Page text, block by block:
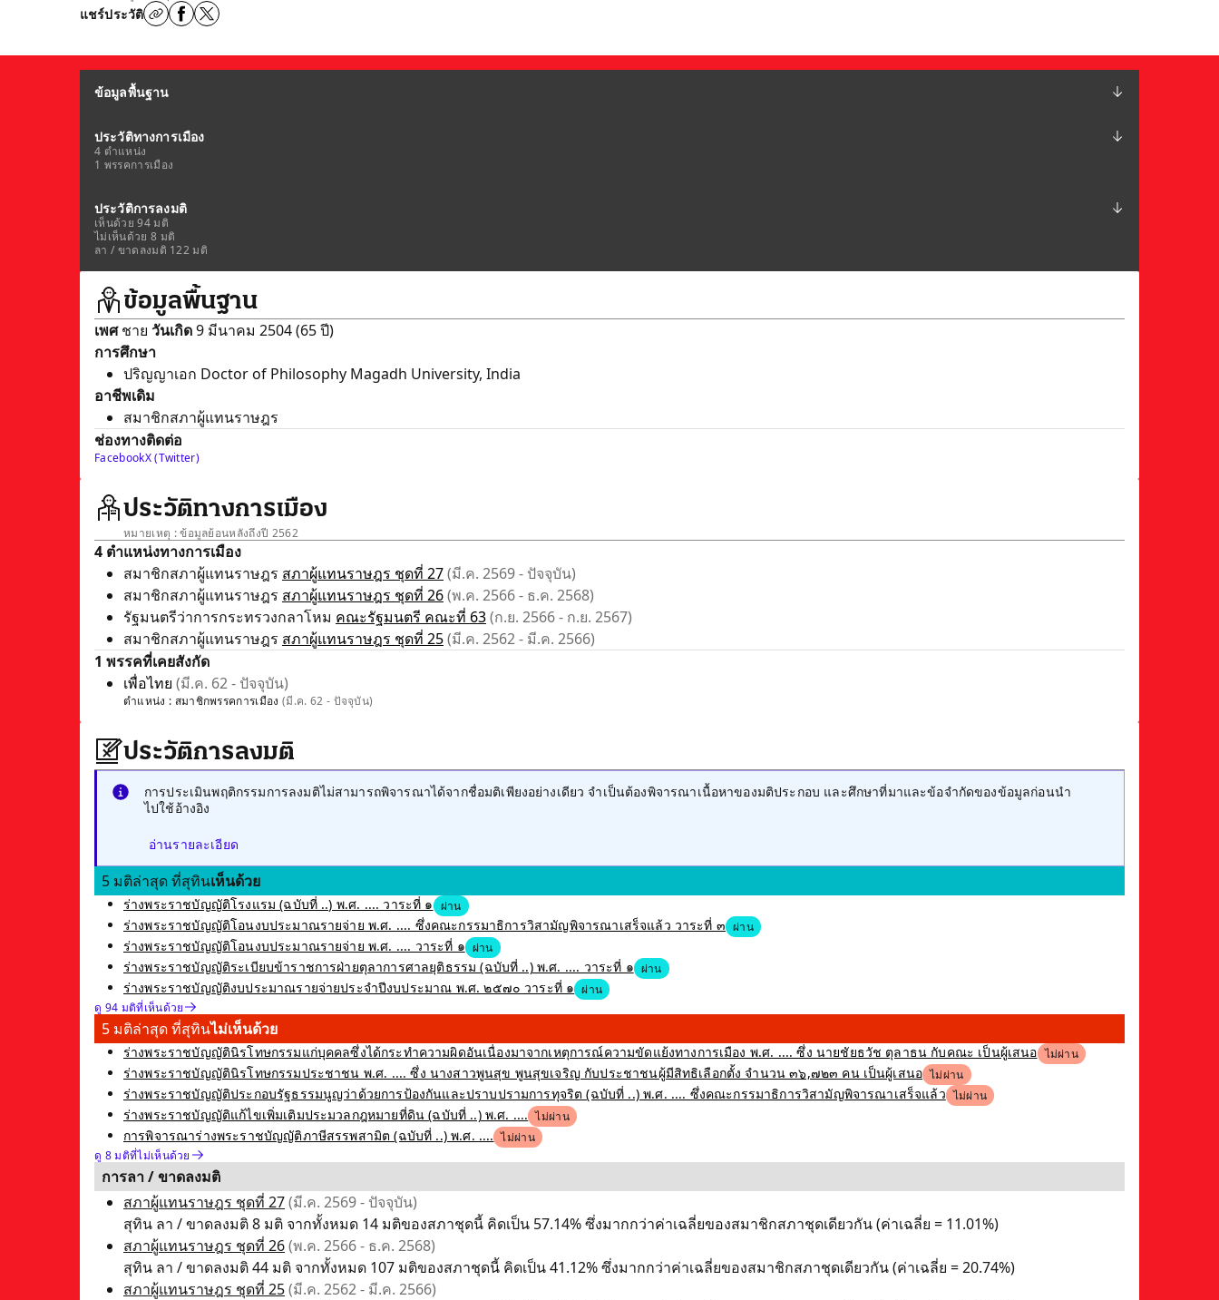
แชร์ประวัติ
ข้อมูลพื้นฐาน
ประวัติทางการเมือง
4 ตำแหน่ง
1 พรรคการเมือง
ประวัติการลงมติ
เห็นด้วย 94 มติ
ไม่เห็นด้วย 8 มติ
ลา / ขาดลงมติ 122 มติ
ข้อมูลพื้นฐาน
เพศชาย วันเกิด9 มีนาคม 2504 (65 ปี)
การศึกษา
ปริญญาเอก Doctor of Philosophy Magadh University, India
อาชีพเดิม
สมาชิกสภาผู้แทนราษฎร
ช่องทางติดต่อ
FacebookX (Twitter)
ประวัติทางการเมือง
หมายเหตุ : ข้อมูลย้อนหลังถึงปี 2562
4 ตำแหน่งทางการเมือง
สมาชิกสภาผู้แทนราษฎร สภาผู้แทนราษฎร ชุดที่ 27(มี.ค. 2569 - ปัจจุบัน)
สมาชิกสภาผู้แทนราษฎร สภาผู้แทนราษฎร ชุดที่ 26(พ.ค. 2566 - ธ.ค. 2568)
รัฐมนตรีว่าการกระทรวงกลาโหม คณะรัฐมนตรี คณะที่ 63(ก.ย. 2566 - ก.ย. 2567)
สมาชิกสภาผู้แทนราษฎร สภาผู้แทนราษฎร ชุดที่ 25(มี.ค. 2562 - มี.ค. 2566)
1 พรรคที่เคยสังกัด
เพื่อไทย (มี.ค. 62 - ปัจจุบัน)
ตำแหน่ง : สมาชิกพรรคการเมือง(มี.ค. 62 - ปัจจุบัน)
ประวัติการลงมติ
การประเมินพฤติกรรมการลงมติไม่สามารถพิจารณาได้จากชื่อมติเพียงอย่างเดียว จำเป็นต้องพิจารณาเนื้อหาของมติประกอบ และศึกษาที่มาและข้อจำกัดของข้อมูลก่อนนำ
ไปใช้อ้างอิง
อ่านรายละเอียด
5 มติล่าสุด ที่สุทินเห็นด้วย
ร่างพระราชบัญญัติโรงแรม (ฉบับที่ ..) พ.ศ. .... วาระที่ ๑ ผ่าน
ร่างพระราชบัญญัติโอนงบประมาณรายจ่าย พ.ศ. .... ซึ่งคณะกรรมาธิการวิสามัญพิจารณาเสร็จแล้ว วาระที่ ๓ ผ่าน
ร่างพระราชบัญญัติโอนงบประมาณรายจ่าย พ.ศ. .... วาระที่ ๑ ผ่าน
ร่างพระราชบัญญัติระเบียบข้าราชการฝ่ายตุลาการศาลยุติธรรม (ฉบับที่ ..) พ.ศ. .... วาระที่ ๑ ผ่าน
ร่างพระราชบัญญัติงบประมาณรายจ่ายประจำปีงบประมาณ พ.ศ. ๒๕๗๐ วาระที่ ๑ ผ่าน
ดู 94 มติที่เห็นด้วย
5 มติล่าสุด ที่สุทินไม่เห็นด้วย
ร่างพระราชบัญญัตินิรโทษกรรมแก่บุคคลซึ่งได้กระทำความผิดอันเนื่องมาจากเหตุการณ์ความขัดแย้งทางการเมือง พ.ศ. .... ซึ่ง นายชัยธวัช ตุลาธน กับคณะ เป็นผู้เสนอ ไม่ผ่าน
ร่างพระราชบัญญัตินิรโทษกรรมประชาชน พ.ศ. .... ซึ่ง นางสาวพูนสุข พูนสุขเจริญ กับประชาชนผู้มีสิทธิเลือกตั้ง จำนวน ๓๖,๗๒๓ คน เป็นผู้เสนอ ไม่ผ่าน
ร่างพระราชบัญญัติประกอบรัฐธรรมนูญว่าด้วยการป้องกันและปราบปรามการทุจริต (ฉบับที่ ..) พ.ศ. .... ซึ่งคณะกรรมาธิการวิสามัญพิจารณาเสร็จแล้ว ไม่ผ่าน
ร่างพระราชบัญญัติแก้ไขเพิ่มเติมประมวลกฎหมายที่ดิน (ฉบับที่ ..) พ.ศ. .... ไม่ผ่าน
การพิจารณาร่างพระราชบัญญัติภาษีสรรพสามิต (ฉบับที่ ..) พ.ศ. .... ไม่ผ่าน
ดู 8 มติที่ไม่เห็นด้วย
การลา / ขาดลงมติ
สภาผู้แทนราษฎร ชุดที่ 27(มี.ค. 2569 - ปัจจุบัน)
สุทิน ลา / ขาดลงมติ 8 มติ จากทั้งหมด 14 มติของสภาชุดนี้ คิดเป็น 57.14% ซึ่งมากกว่าค่าเฉลี่ยของสมาชิกสภาชุดเดียวกัน (ค่าเฉลี่ย = 11.01%)
สภาผู้แทนราษฎร ชุดที่ 26(พ.ค. 2566 - ธ.ค. 2568)
สุทิน ลา / ขาดลงมติ 44 มติ จากทั้งหมด 107 มติของสภาชุดนี้ คิดเป็น 41.12% ซึ่งมากกว่าค่าเฉลี่ยของสมาชิกสภาชุดเดียวกัน (ค่าเฉลี่ย = 20.74%)
สภาผู้แทนราษฎร ชุดที่ 25(มี.ค. 2562 - มี.ค. 2566)